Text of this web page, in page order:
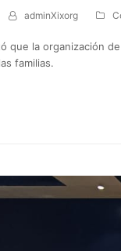
adminXixorg
que la organización
familias.